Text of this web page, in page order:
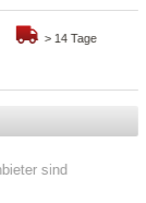
> 14 Tage